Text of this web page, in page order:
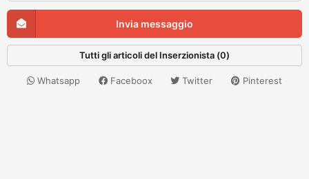
Invia messaggio
Tutti gli articoli del Inserzionista (0)
Whatsapp Faceboox Twitter Pinterest